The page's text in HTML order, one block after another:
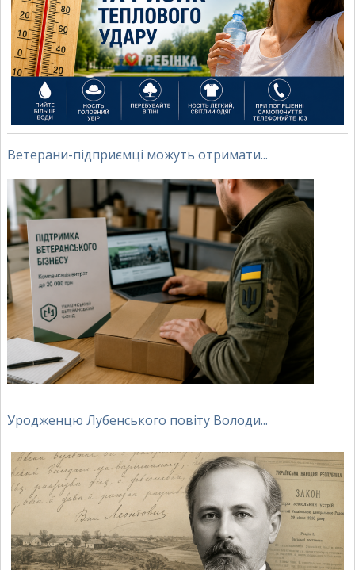
Ветерани-підприємці можуть отримати...
Уродженцю Лубенського повіту Володи...